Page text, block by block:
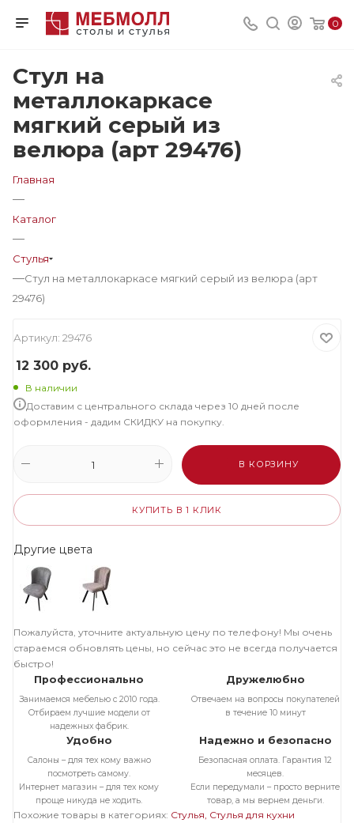
0
Стул на
металлокаркасе
мягкий серый из
велюра (арт 29476)
Главная
—
Каталог
—
Стулья
—Стул на металлокаркасе мягкий серый из велюра (арт
29476)
Артикул: 29476
12 300 руб.
В наличии
Доставим с центрального склада через 10 дней после
оформления - дадим СКИДКУ на покупку.
В КОРЗИНУ
КУПИТЬ В 1 КЛИК
Другие цвета
Пожалуйста, уточните актуальную цену по телефону! Мы очень
стараемся обновлять цены, но сейчас это не всегда получается
быстро!
Профессионально
Занимаемся мебелью с 2010 года.
Отбираем лучшие модели от
надежных фабрик.
Дружелюбно
Отвечаем на вопросы покупателей
в течение 10 минут
Удобно
Салоны – для тех кому важно
посмотреть самому.
Интернет магазин – для тех кому
проще никуда не ходить.
Надежно и безопасно
Безопасная оплата. Гарантия 12
месяцев.
Если передумали – просто верните
товар, а мы вернем деньги.
Похожие товары в категориях: Стулья Стулья для кухни